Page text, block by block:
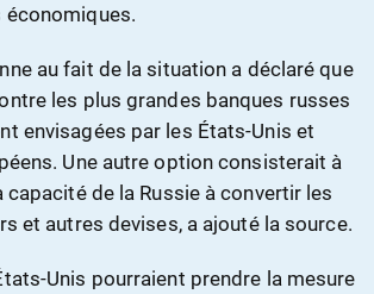
au fait de la situation a déclaré que
les plus grandes banques russes
envisagées par les États-Unis et
Une autre option consisterait à
capacité de la Russie à convertir les
et autres devises, a ajouté la source.
Unis pourraient prendre la mesure